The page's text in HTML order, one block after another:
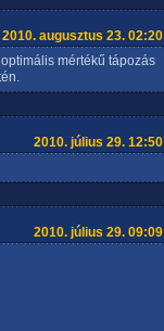
2010. augusztus 23. 02:20
mértékű tápozás
2010. július 29. 12:50
2010. július 29. 09:09